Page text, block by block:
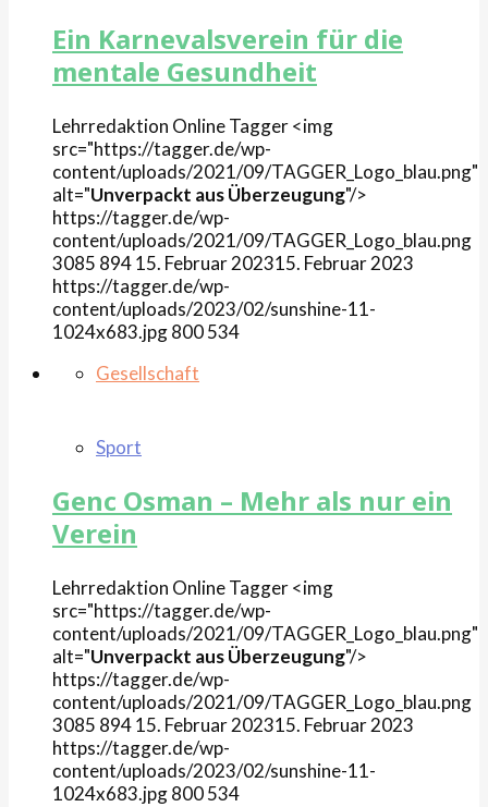
Ein Karnevalsverein für die
mentale Gesundheit
Lehrredaktion OnlineTagger<img
src="https://tagger.de/wp-
content/uploads/2021/09/TAGGER_Logo_blau.png"
alt="Unverpackt aus Überzeugung"/>
https://tagger.de/wp-
content/uploads/2021/09/TAGGER_Logo_blau.png
3085 89415. Februar 202315. Februar 2023
https://tagger.de/wp-
content/uploads/2023/02/sunshine-11-
1024x683.jpg800534
Gesellschaft
Sport
Genc Osman – Mehr als nur ein
Verein
Lehrredaktion OnlineTagger<img
src="https://tagger.de/wp-
content/uploads/2021/09/TAGGER_Logo_blau.png"
alt="Unverpackt aus Überzeugung"/>
https://tagger.de/wp-
content/uploads/2021/09/TAGGER_Logo_blau.png
3085 89415. Februar 202315. Februar 2023
https://tagger.de/wp-
content/uploads/2023/02/sunshine-11-
1024x683.jpg800534